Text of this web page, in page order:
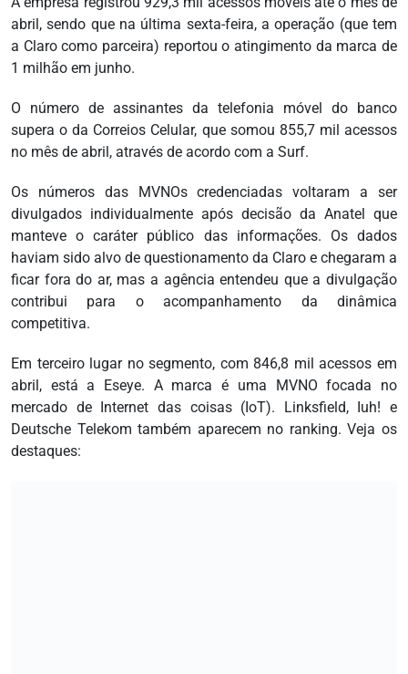
abril, sendo que na última sexta-feira, a operação (que tem
a Claro como parceira) reportou o atingimento da marca de
1 milhão em junho.
O número de assinantes da telefonia móvel do banco
supera o da Correios Celular, que somou 855,7 mil acessos
no mês de abril, através de acordo com a Surf.
Os números das MVNOs credenciadas voltaram a ser
divulgados individualmente após decisão da Anatel que
manteve o caráter público das informações. Os dados
haviam sido alvo de questionamento da Claro e chegaram a
ficar fora do ar, mas a agência entendeu que a divulgação
contribui para o acompanhamento da dinâmica
competitiva.
Em terceiro lugar no segmento, com 846,8 mil acessos em
abril, está a Eseye. A marca é uma MVNO focada no
mercado de Internet das coisas (IoT). Linksfield, Iuh! e
Deutsche Telekom também aparecem no ranking. Veja os
destaques: